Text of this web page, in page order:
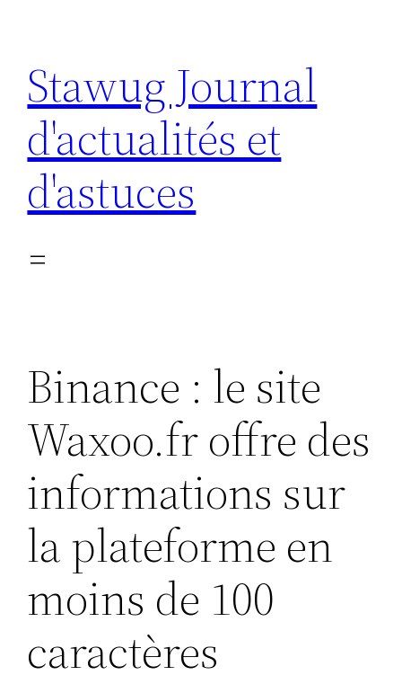
contenu
Stawug Journal
d'actualités et
d'astuces
Binance : le site
Waxoo.fr offre des
informations sur
la plateforme en
moins de 100
caractères